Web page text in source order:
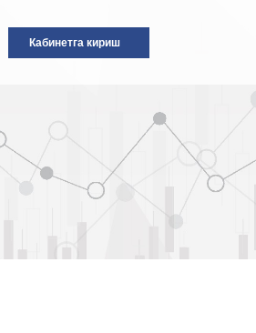
Кабинетга кириш